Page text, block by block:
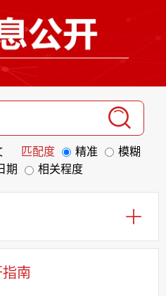
匹配度 精准
模糊
期 相关程度
南